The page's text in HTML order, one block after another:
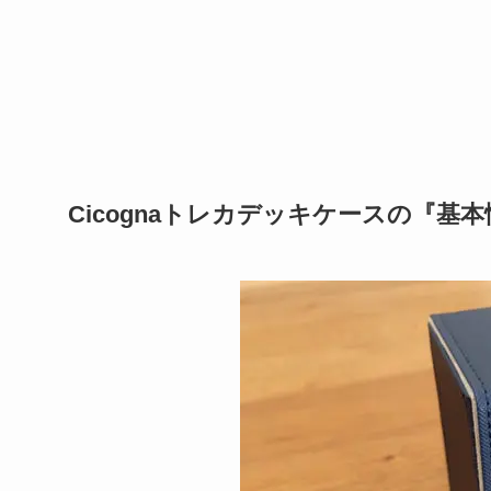
Cicognaトレカデッキケースの『基本